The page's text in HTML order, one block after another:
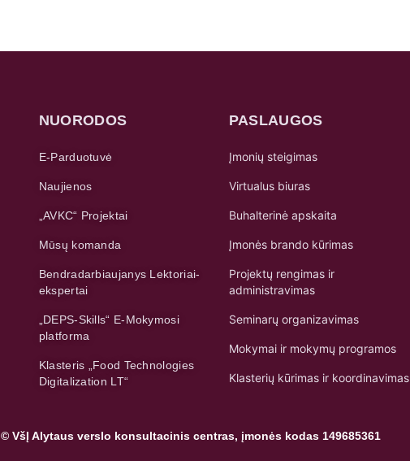
NUORODOS
E-Parduotuvė
Naujienos
„AVKC“ Projektai
Mūsų komanda
Bendradarbiaujanys Lektoriai-
ekspertai
„DEPS-Skills“ E-Mokymosi
platforma
Klasteris „Food Technologies
Digitalization LT“
PASLAUGOS
Įmonių steigimas
Virtualus biuras
Buhalterinė apskaita
Įmonės brando kūrimas
Projektų rengimas ir
administravimas
Seminarų organizavimas
Mokymai ir mokymų programos
Klasterių kūrimas ir koordinavimas
© VšĮ Alytaus verslo konsultacinis centras, įmonės kodas 149685361